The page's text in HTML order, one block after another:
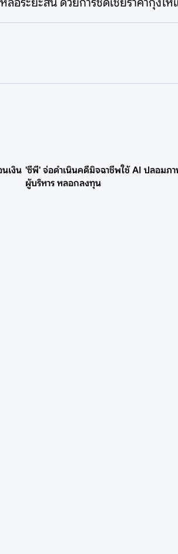
เงิน 'ซีพี' จ่อดำเนินคดีมิจฉาชีพใช้ AI ปลอมภ
ผู้บริหาร หลอกลงทุน